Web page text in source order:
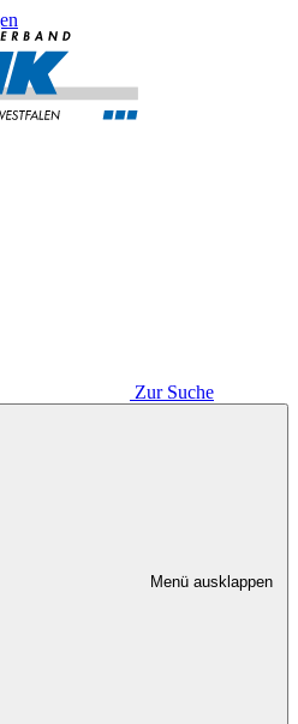
Zur Suche
Menü ausklappen